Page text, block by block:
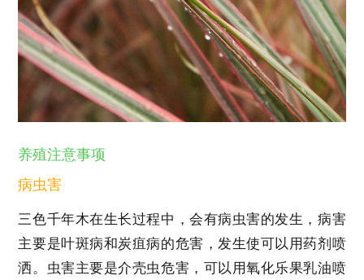
养殖注意事项
病虫害
三色千年木在生长过程中，会有病虫害的发生，病害
主要是叶斑病和炭疽病的危害，发生使可以用药剂喷
洒。虫害主要是介壳虫危害，可以用氧化乐果乳油喷